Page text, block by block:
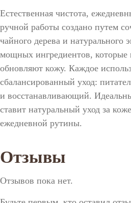
Естественная чистота,
ручной работы создано путем
чайного дерева и натурального
мощных ингредиентов,
обновляют кожу. Каждое
сбалансированный уход:
и восстанавливающий.
ставит натуральный уход за
ежедневной рутины.
Отзывы
Отзывов пока нет.